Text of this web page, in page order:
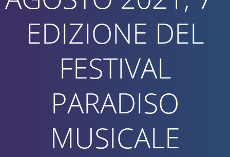
EDIZIONE DEL
FESTIVAL
PARADISO
MUSICALE